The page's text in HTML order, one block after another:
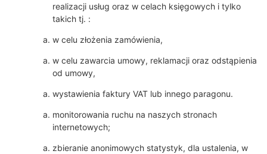
realizacji usług oraz w celach księgowych i tylko
takich tj. :
w celu złożenia zamówienia,
w celu zawarcia umowy, reklamacji oraz odstąpienia
od umowy,
wystawienia faktury VAT lub innego paragonu.
monitorowania ruchu na naszych stronach
internetowych;
zbieranie anonimowych statystyk, dla ustalenia, w